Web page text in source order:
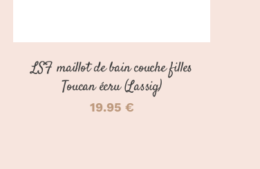
CHOISIES
LA
PAGE
DU
LSF maillot de bain couche filles
Toucan écru (Lassig)
19.95 €